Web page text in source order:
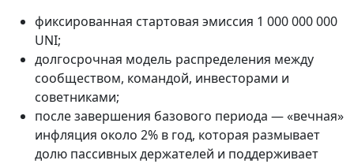
фиксированная стартовая эмиссия 1 000 000 000
UNI;
долгосрочная модель распределения между
сообществом, командой, инвесторами и
советниками;
после завершения базового периода — «вечная»
инфляция около 2% в год, которая размывает
долю пассивных держателей и поддерживает